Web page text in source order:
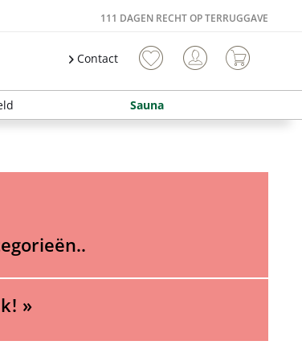
111 DAGEN RECHT OP TERRUGGAVE
Contact
Sauna
»